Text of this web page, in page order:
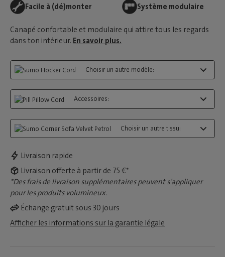
Facile à (dé)monter
Système modulaire
Canapé confortable et modulaire qui attire tous les regards
dans ton intérieur. En savoir plus.
Choisir un autre modèle:
Accessoires:
Choisir un autre tissu:
Livraison rapide
Livraison offerte à partir de 75 €*
*Des frais de livraison supplémentaires peuvent s’appliquer
pour les produits volumineux.
Échange gratuit sous 30 jours
Afficher les informations sur la garantie légale